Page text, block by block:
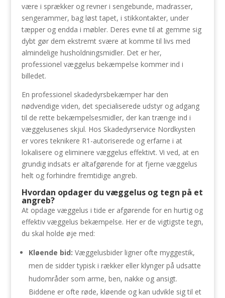
være i sprækker og revner i sengebunde, madrasser,
sengerammer, bag løst tapet, i stikkontakter, under
tæpper og endda i møbler. Deres evne til at gemme sig
dybt gør dem ekstremt svære at komme til livs med
almindelige husholdningsmidler. Det er her,
professionel væggelus bekæmpelse kommer ind i
billedet.
En professionel skadedyrsbekæmper har den
nødvendige viden, det specialiserede udstyr og adgang
til de rette bekæmpelsesmidler, der kan trænge ind i
væggelusenes skjul. Hos Skadedyrservice Nordkysten
er vores teknikere R1-autoriserede og erfarne i at
lokalisere og eliminere væggelus effektivt. Vi ved, at en
grundig indsats er altafgørende for at fjerne væggelus
helt og forhindre fremtidige angreb.
Hvordan opdager du væggelus og tegn på et
angreb?
At opdage væggelus i tide er afgørende for en hurtig og
effektiv væggelus bekæmpelse. Her er de vigtigste tegn,
du skal holde øje med:
Kløende bid: Væggelusbider ligner ofte myggestik,
men de sidder typisk i rækker eller klynger på udsatte
hudområder som arme, ben, nakke og ansigt.
Biddene er ofte røde, kløende og kan udvikle sig til et